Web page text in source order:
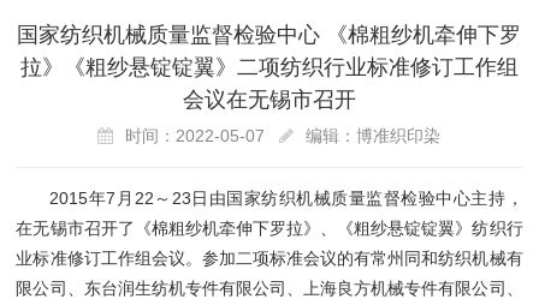
国家纺织机械质量监督检验中心 《棉粗纱机牵伸下罗
拉》《粗纱悬锭锭翼》二项纺织行业标准修订工作组
会议在无锡市召开
时间：2022-05-07 编辑：博准织印染
2015年7月22～23日由国家纺织机械质量监督检验中心主持，
在无锡市召开了《棉粗纱机牵伸下罗拉》、《粗纱悬锭锭翼》纺织行
业标准修订工作组会议。参加二项标准会议的有常州同和纺织机械有
限公司、东台润生纺机专件有限公司、上海良方机械专件有限公司、